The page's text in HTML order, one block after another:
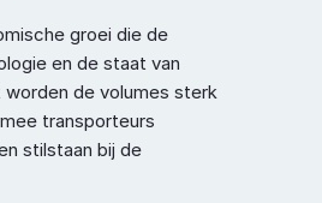
groei die de
en de staat van
worden de volumes sterk
transporteurs
stilstaan bij de